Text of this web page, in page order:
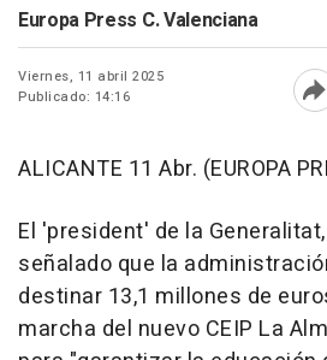
Europa Press C. Valenciana
Viernes, 11 abril 2025
Publicado: 14:16
ALICANTE 11 Abr. (EUROPA
El 'president' de la
señalado que la
destinar 13,1 millones de
marcha del nuevo CEIP La